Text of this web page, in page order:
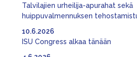
Talvilajien urheilija-apurahat sekä
huippuvalmennuksen
ISU Congress alkaa tänään
10.6.2026